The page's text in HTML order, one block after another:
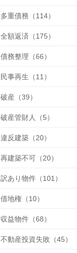
多重債務（114）
全額返済（175）
債務整理（66）
民事再生（11）
破産（39）
破産管財人（5）
違反建築（20）
再建築不可（20）
訳あり物件（101）
借地権（10）
収益物件（68）
不動産投資失敗（45）